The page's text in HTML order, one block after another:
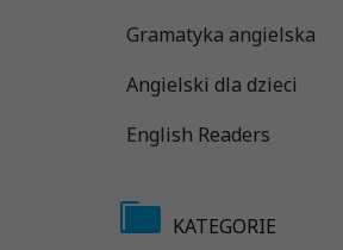
Gramatyka angielska
Angielski dla dzieci
English Readers
KATEGORIE